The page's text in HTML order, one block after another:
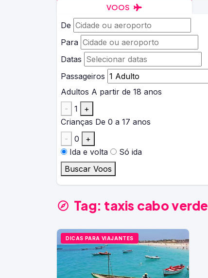
VOOS
De
Para
Datas
Passageiros
Adultos A partir de 18 anos
-
1
+
Crianças De 0 a 17 anos
-
0
+
Ida e volta
Só ida
Buscar Voos
Tag: taxis cabo verde
DICAS PARA VIAJANTES